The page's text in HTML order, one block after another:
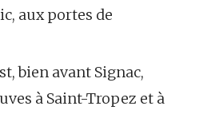
aux portes de
bien avant Signac,
à Saint-Tropez et à